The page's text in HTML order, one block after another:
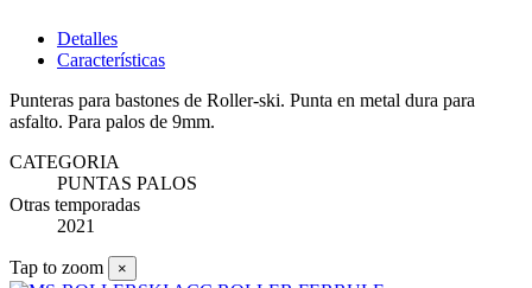
Detalles
Características
Punteras para bastones de Roller-ski. Punta en metal dura para
asfalto. Para palos de 9mm.
CATEGORIA
PUNTAS PALOS
Otras temporadas
2021
Tap to zoom ×